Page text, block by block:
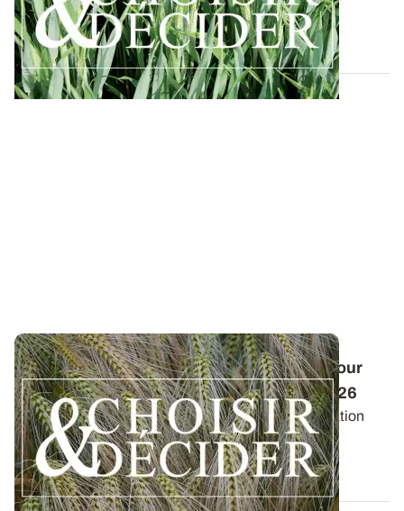
protection du triticale contre les...
12 DÉC. 2025
Conduite des orges d'hiver : des guides pour
réussir ses interventions au printemps 2026
Retrouvez les préconisations en matière de fertilisation
azotée et de protection des orges...
12 DÉC. 2025